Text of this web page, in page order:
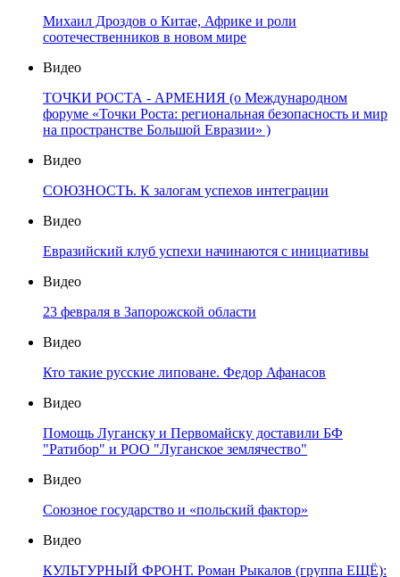
Михаил Дроздов о Китае, Африке и роли
соотечественников в новом мире
Видео
ТОЧКИ РОСТА - АРМЕНИЯ (о Международном
форуме «Точки Роста: региональная безопасность и мир
на пространстве Большой Евразии» )
Видео
СОЮЗНОСТЬ. К залогам успехов интеграции
Видео
Евразийский клуб успехи начинаются с инициативы
Видео
23 февраля в Запорожской области
Видео
Кто такие русские липоване. Федор Афанасов
Видео
Помощь Луганску и Первомайску доставили БФ
"Ратибор" и РОО "Луганское землячество"
Видео
Союзное государство и «польский фактор»
Видео
КУЛЬТУРНЫЙ ФРОНТ. Роман Рыкалов (группа ЕЩЁ):